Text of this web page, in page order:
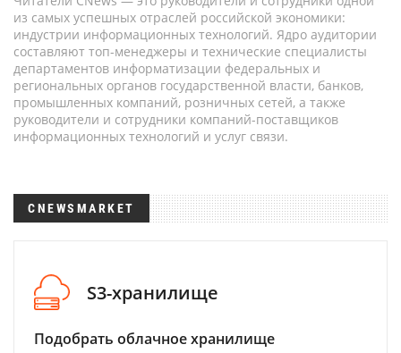
из самых успешных отраслей российской экономики:
индустрии информационных технологий. Ядро аудитории
составляют топ-менеджеры и технические специалисты
департаментов информатизации федеральных и
региональных органов государственной власти, банков,
промышленных компаний, розничных сетей, а также
руководители и сотрудники компаний-поставщиков
информационных технологий и услуг связи.
CNEWSMARKET
S3-хранилище
Подобрать облачное хранилище